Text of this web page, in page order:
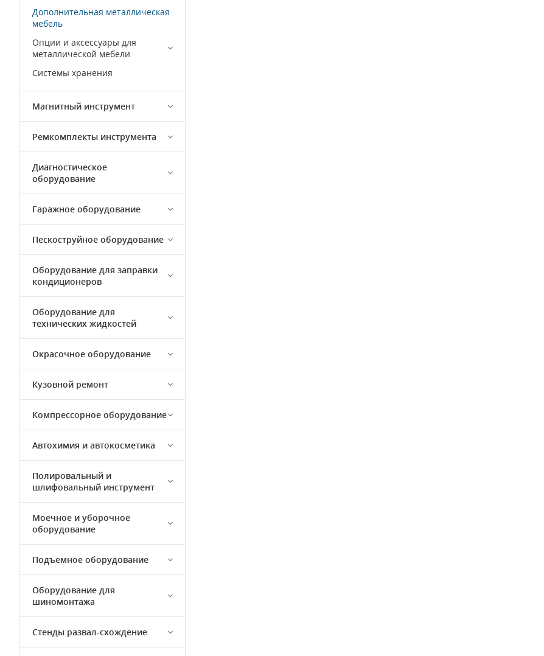
Дополнительная металлическая
мебель
Опции и аксессуары для
металлической мебели
Системы хранения
Магнитный инструмент
Ремкомплекты инструмента
Диагностическое
оборудование
Гаражное оборудование
Пескоструйное оборудование
Оборудование для заправки
кондиционеров
Оборудование для
технических жидкостей
Окрасочное оборудование
Кузовной ремонт
Компрессорное оборудование
Автохимия и автокосметика
Полировальный и
шлифовальный инструмент
Моечное и уборочное
оборудование
Подъемное оборудование
Оборудование для
шиномонтажа
Стенды развал-схождение